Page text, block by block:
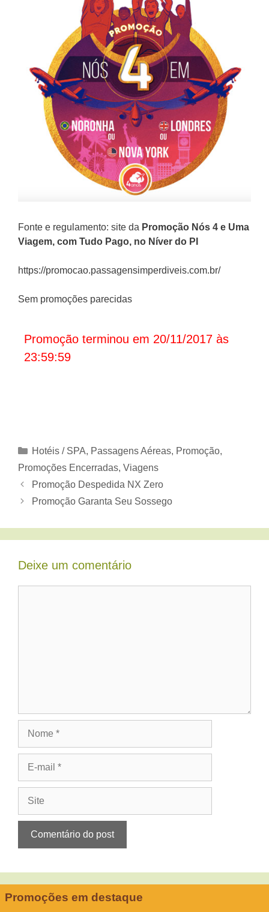
Fonte e regulamento: site da Promoção Nós 4 e Uma
Viagem, com Tudo Pago, no Níver do PI
https://promocao.passagensimperdiveis.com.br/
Sem promoções parecidas
Promoção terminou em 20/11/2017 às
23:59:59
Categorias
Hotéis / SPA, Passagens Aéreas, Promoção,
Promoções Encerradas, Viagens
Promoção Despedida NX Zero
Promoção Garanta Seu Sossego
Deixe um comentário
Promoções em destaque